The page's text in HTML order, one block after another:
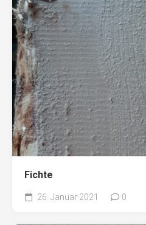
Fichte
26. Januar 2021 0